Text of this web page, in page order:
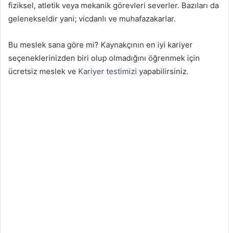
fiziksel, atletik veya mekanik görevleri severler. Bazıları da
gelenekseldir yani; vicdanlı ve muhafazakarlar.
Bu meslek sana göre mi? Kaynakçının en iyi kariyer
seçeneklerinizden biri olup olmadığını öğrenmek için
ücretsiz meslek ve Kariyer testimizi yapabilirsiniz.